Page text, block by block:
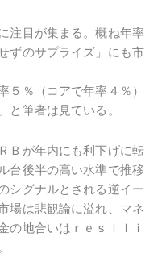
注目が集まる。概ね年率
ずのサプライズ」にも市
５％（コアで年率４％）
と筆者は見ている。
Ｂが年内にも利下げに転
台後半の高い水準で推移
シグナルとされる逆イー
場は悲観論に溢れ、マネ
の地合いはｒｅｓｉｌｉ